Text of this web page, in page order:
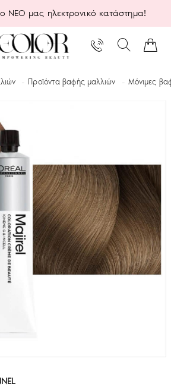
ΝΕΟ μας ηλεκτρονικό κατάστημα!
Προϊόντα βαφής μαλλιών Μόνιμες